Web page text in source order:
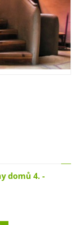
domů 4. -